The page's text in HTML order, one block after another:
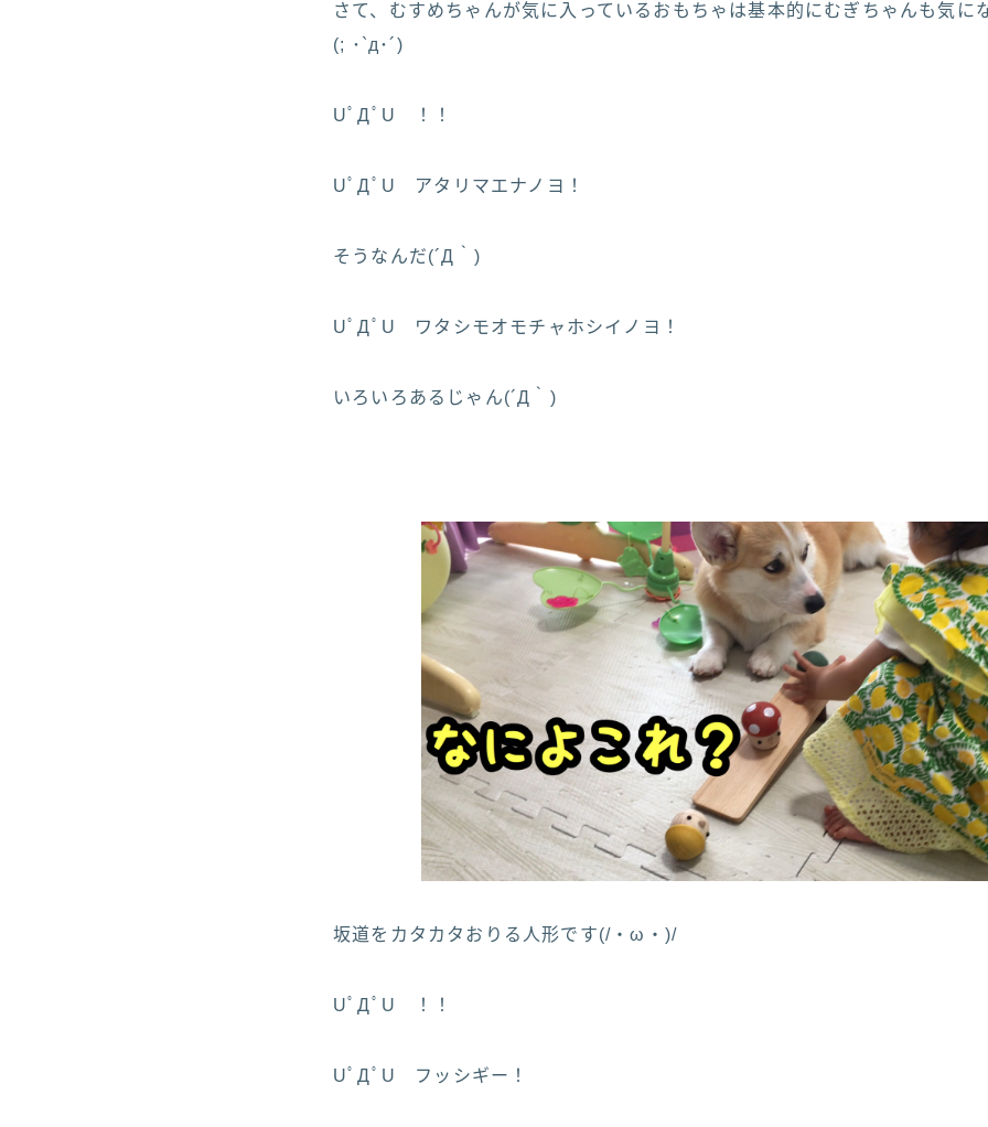
さて、むすめちゃんが気に入っているおもちゃは基本的にむぎちゃんも気に
(; ･`д･´)
UﾟДﾟU ！！
UﾟДﾟU アタリマエナノヨ！
そうなんだ(´Д｀)
UﾟДﾟU ワタシモオモチャホシイノヨ！
いろいろあるじゃん(´Д｀)
坂道をカタカタおりる人形です(/・ω・)/
UﾟДﾟU ！！
UﾟДﾟU フッシギー！